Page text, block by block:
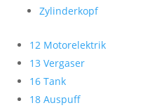
Zylinderkopf
12 Motorelektrik
13 Vergaser
16 Tank
18 Auspuff